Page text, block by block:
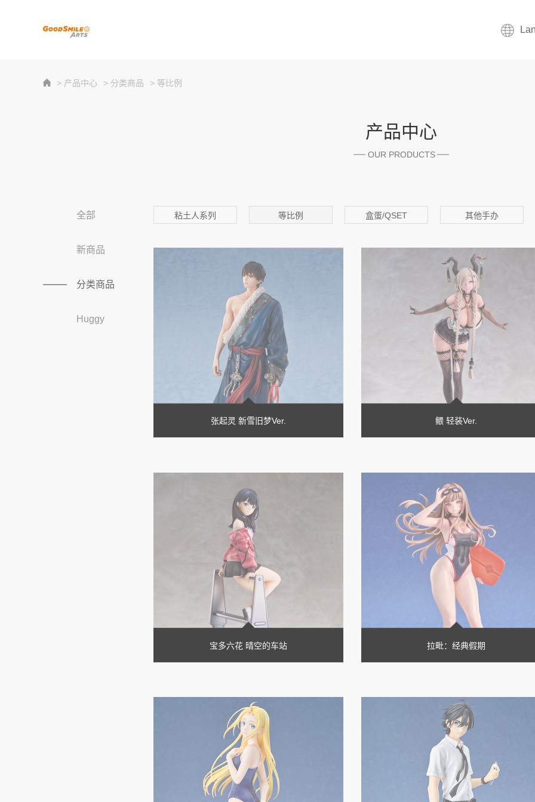
> 产品中心 > 分类商品 > 等比例
产品中心
OUR PRODUCTS
全部
新商品
分类商品
Huggy
粘土人系列 等比例 盒蛋/QSET 其他手办
张起灵 新雪旧梦Ver. 鳂 轻装Ver.
宝多六花 晴空的车站 拉毗：经典假期